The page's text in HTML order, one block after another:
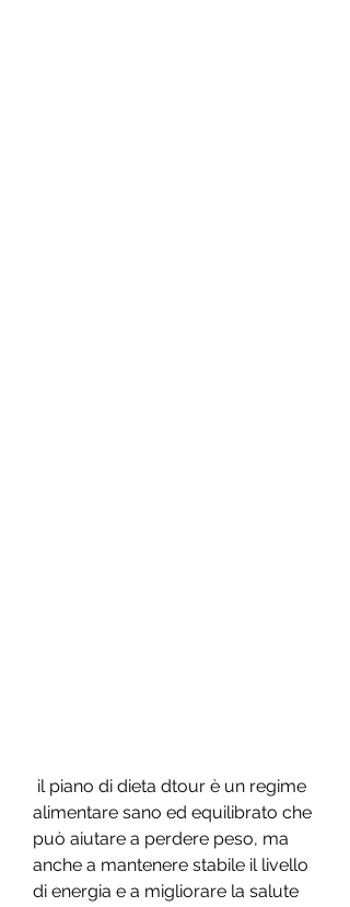
alimentare sano ed equilibrato che
può aiutare a perdere peso, ma
anche a mantenere stabile il livello
di energia e a migliorare la salute